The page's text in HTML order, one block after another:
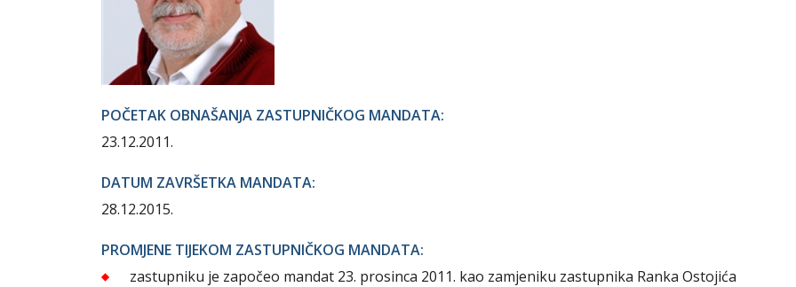
POČETAK OBNAŠANJA ZASTUPNIČKOG MANDATA:
23.12.2011.
DATUM ZAVRŠETKA MANDATA:
28.12.2015.
PROMJENE TIJEKOM ZASTUPNIČKOG MANDATA:
zastupniku je započeo mandat 23. prosinca 2011. kao zamjeniku zastupnika Ranka Ostojića